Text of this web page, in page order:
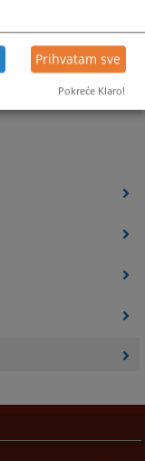
Prihvatam sve
Pokreće Klaro!